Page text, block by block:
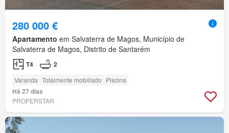
280 000 €
Apartamento em Salvaterra de Magos, Município de
Salvaterra de Magos, Distrito de Santarém
T4 2
Varanda Totalmente mobiliado Piscina
Há 27 dias
PROPERSTAR